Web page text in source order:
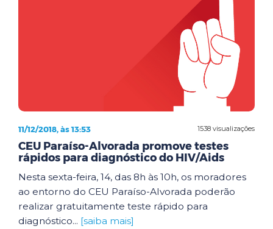
1538 visualizações
11/12/2018, às 13:53
CEU Paraíso-Alvorada promove testes
rápidos para diagnóstico do HIV/Aids
Nesta sexta-feira, 14, das 8h às 10h, os moradores
ao entorno do CEU Paraíso-Alvorada poderão
realizar gratuitamente teste rápido para
diagnóstico... [saiba mais]